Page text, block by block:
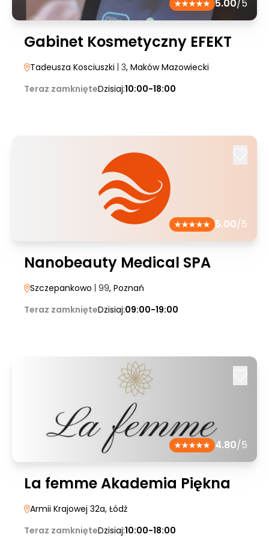
5.00/5
Gabinet Kosmetyczny EFEKT
Tadeusza Kosciuszki | 3, Maków Mazowiecki
Teraz zamknięteDzisiaj:10:00-18:00
5.00/5
Nanobeauty Medical SPA
Szczepankowo | 99, Poznań
Teraz zamknięteDzisiaj:09:00-19:00
4.80/5
La femme Akademia Piękna
Armii Krajowej 32a, Łódź
Teraz zamknięteDzisiaj:10:00-18:00